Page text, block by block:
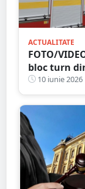
ACTUALITATE
FOTO/
bloc turn
au10 iunie 2026